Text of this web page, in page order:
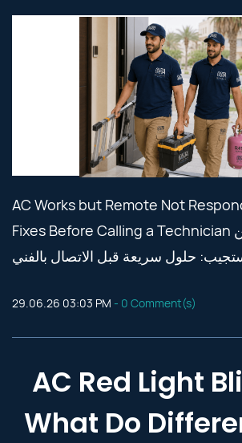
AC Works but Remote Not
Fixes Before Calling a Technician المكيف يعمل لكن
حلول سريعة قبل الاتصال بالفني
29.06.26 03:03 PM - 0 Comment(s)
AC Red Light
What Do